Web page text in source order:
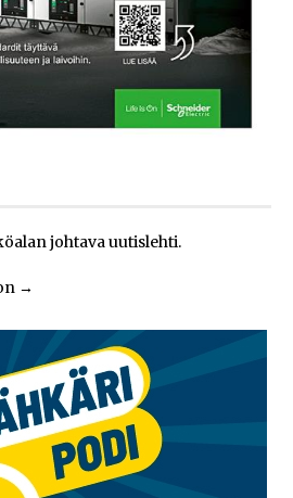
johtava uutislehti.
→